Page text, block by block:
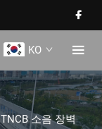
KO
TNCB 소음 장벽